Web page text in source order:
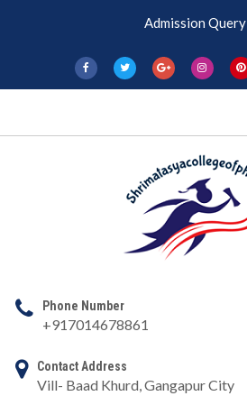
Admission Query
Phone Number
+917014678861
Contact Address
Vill- Baad Khurd, Gangapur City